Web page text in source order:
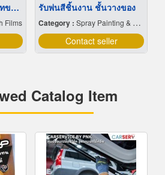
ขายส่งฟิล์มยืดพันพาเลทขนาดพันด้วยมือ Hand wrap
Films
รับพ่นสีชิ้นงาน ชั้นวางของ
Category : Spray Painting & Finishing
Contact seller
Catalog Item